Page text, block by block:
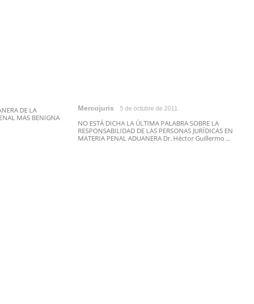
DE LA
MAS BENIGNA
Mercojuris 5 de octubre de 2011
NO ESTÁ DICHA LA ÚLTIMA PALABRA SOBRE LA
RESPONSABILIDAD DE LAS PERSONAS JURÍDICAS EN
MATERIA PENAL ADUANERA Dr. Héctor Guillermo ...